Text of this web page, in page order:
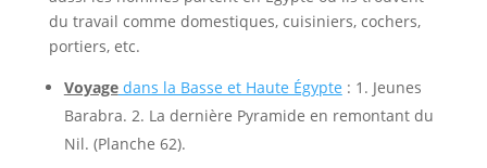
du travail comme domestiques, cuisiniers, cochers,
portiers, etc.
Voyagedans la Basse et Haute Égypte : 1. Jeunes
Barabra. 2. La dernière Pyramide en remontant du
Nil. (Planche 62).